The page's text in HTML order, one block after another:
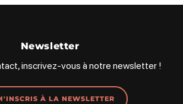
Newsletter
inscrivez-vous à notre newsletter !
À LA NEWSLETTER